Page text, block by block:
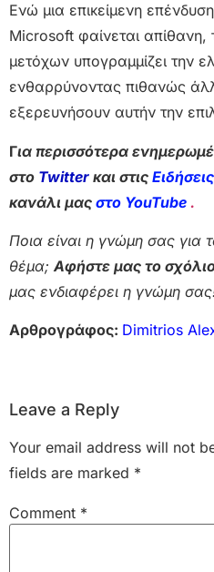
Ενώ μια επικείμενη
Microsoft φαίνεται
μετόχων υπογραμμίζει την
ενθαρρύνοντας πιθανώς
εξερευνήσουν αυτήν την
Για περισσότερα
στο Twitter και στις Ειδήσεις
κανάλι μας στο YouTube .
Ποια είναι η γνώμη σας για
θέμα;Αφήστε μας το
μας ενδιαφέρει η γνώμη
Αρθρογράφος: Dimitrios
Leave a Reply
Your email address will not
fields are marked *
Comment *